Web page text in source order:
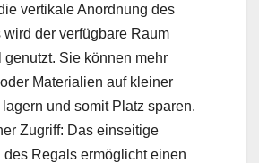
vertikale Anordnung des
wird der verfügbare Raum
genutzt. Sie können mehr
Materialien auf kleiner
lagern und somit Platz sparen.
Zugriff: Das einseitige
des Regals ermöglicht einen